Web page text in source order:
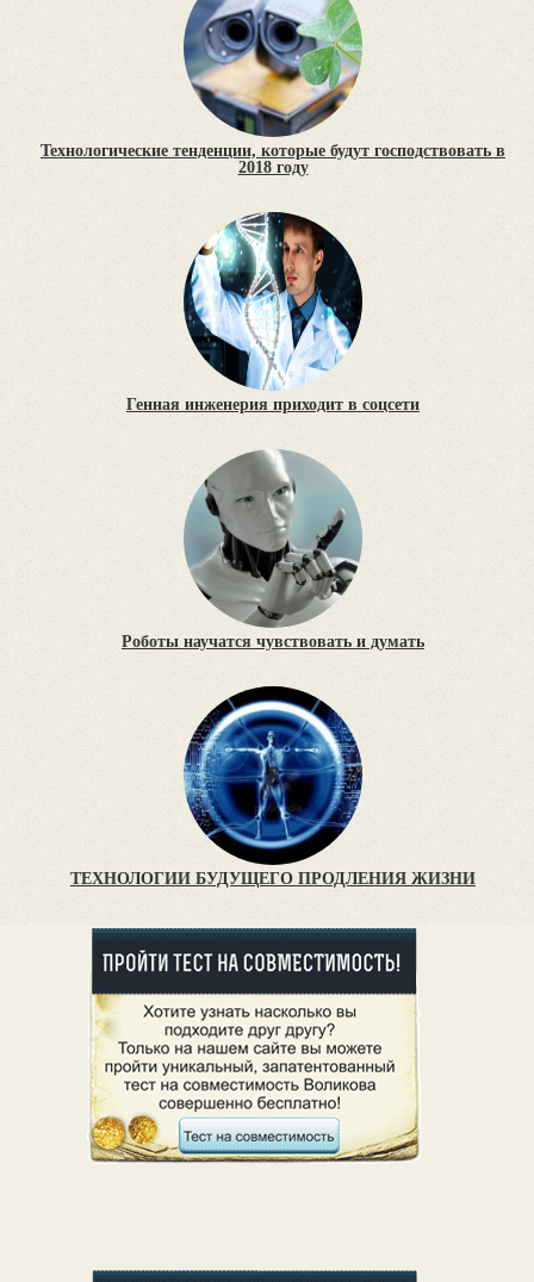
Технологические тенденции, которые будут господствовать в
2018 году
Генная инженерия приходит в соцсети
Роботы научатся чувствовать и думать
ТЕХНОЛОГИИ БУДУЩЕГО ПРОДЛЕНИЯ ЖИЗНИ